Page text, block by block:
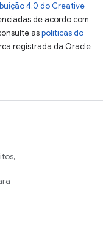
4.0 do Creative
de acordo com
aspolíticas do
registrada da Oracle